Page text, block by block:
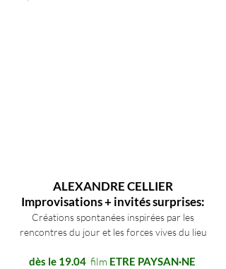
​​ALEXANDRE CELLIER
Improvisations + invités surprises:
Créations spontanées inspirées par les
rencontres du jour et les forces vives du lieu
dès le 19.04 film ETRE PAYSAN·NE